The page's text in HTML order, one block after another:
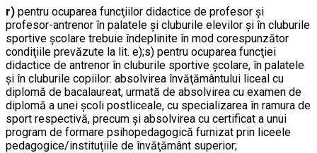
r) pentru ocuparea funcţiilor didactice de profesor şi
profesor-antrenor în palatele şi cluburile elevilor şi în cluburile
sportive şcolare trebuie îndeplinite în mod corespunzător
condiţiile prevăzute la lit. e);s) pentru ocuparea funcţiei
didactice de antrenor în cluburile sportive şcolare, în palatele
şi în cluburile copiilor: absolvirea învăţământului liceal cu
diplomă de bacalaureat, urmată de absolvirea cu examen de
diplomă a unei şcoli postliceale, cu specializarea în ramura de
sport respectivă, precum şi absolvirea cu certificat a unui
program de formare psihopedagogică furnizat prin liceele
pedagogice/instituţiile de învăţământ superior;